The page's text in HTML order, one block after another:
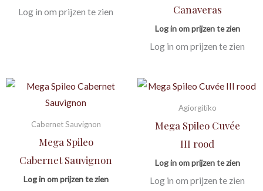
Log in om prijzen te zien
Canaveras
Log in om prijzen te zien
Log in om prijzen te zien
Cabernet Sauvignon
Mega Spileo
Cabernet Sauvignon
Log in om prijzen te zien
Agiorgitiko
Mega Spileo Cuvée
III rood
Log in om prijzen te zien
Log in om prijzen te zien